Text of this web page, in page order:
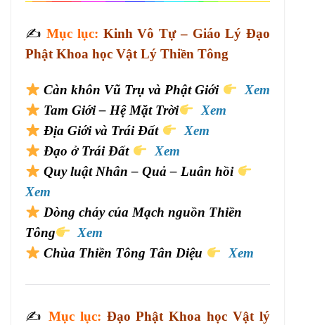
✍️ Mục lục: Kinh Vô Tự – Giáo Lý Đạo
Phật Khoa học Vật Lý Thiền Tông
Càn khôn Vũ Trụ và Phật Giới
Xem
Tam Giới – Hệ Mặt Trời
Xem
Địa Giới và Trái Đất
Xem
Đạo ở Trái Đất
Xem
Quy luật Nhân – Quả – Luân hồi
Xem
Dòng chảy của Mạch nguồn Thiền
Tông
Xem
Chùa Thiền Tông Tân Diệu
Xem
✍️ Mục lục: Đạo Phật Khoa học Vật lý